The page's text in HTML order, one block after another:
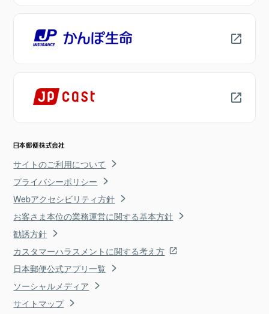
サイトのご利用について
プライバシーポリシー
Webアクセシビリティ方針
お客さま本位の業務運営に関する基本方針
勧誘方針
カスタマーハラスメントに関する考え方
日本郵便公式アプリ一覧
ソーシャルメディア
サイトマップ